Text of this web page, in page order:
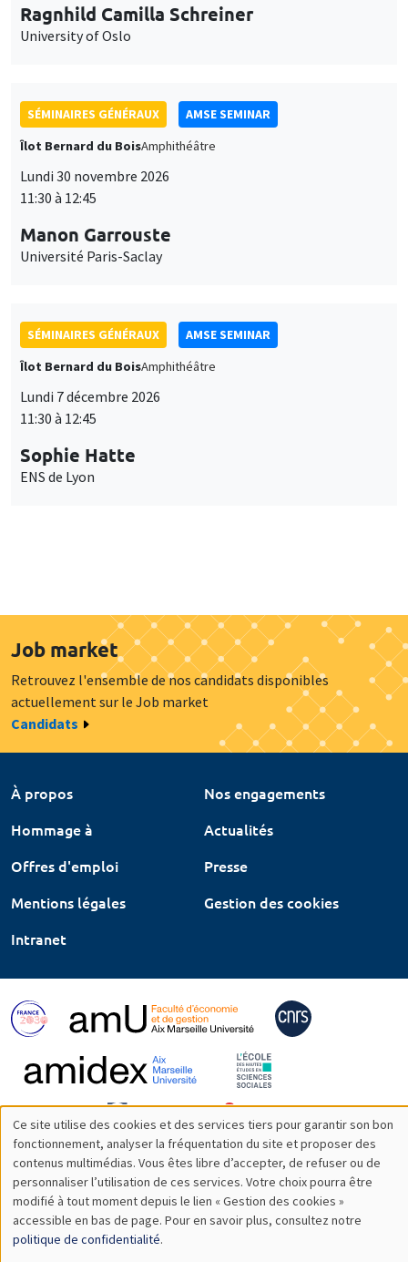
Ragnhild Camilla Schreiner
University of Oslo
SÉMINAIRES GÉNÉRAUX
AMSE SEMINAR
Îlot Bernard du BoisAmphithéâtre
Lundi 30 novembre 2026
11:30 à 12:45
Manon Garrouste
Université Paris-Saclay
SÉMINAIRES GÉNÉRAUX
AMSE SEMINAR
Îlot Bernard du BoisAmphithéâtre
Lundi 7 décembre 2026
11:30 à 12:45
Sophie Hatte
ENS de Lyon
Job market
Retrouvez l'ensemble de nos candidats disponibles
actuellement sur le Job market
Candidats
À propos
Nos engagements
Hommage à
Actualités
Offres d'emploi
Presse
Mentions légales
Gestion des cookies
Intranet
Utilisation
des
données
personnelles
Ce site utilise des cookies et des services tiers pour garantir son bon
fonctionnement, analyser la fréquentation du site et proposer des
contenus multimédias. Vous êtes libre d’accepter, de refuser ou de
personnaliser l’utilisation de ces services. Votre choix pourra être
modifié à tout moment depuis le lien « Gestion des cookies »
accessible en bas de page. Pour en savoir plus, consultez notre
politique de confidentialité.